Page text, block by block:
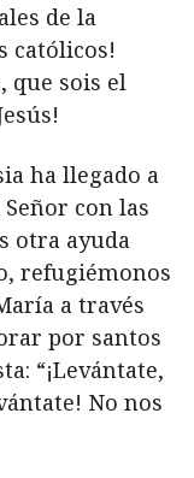
de la
católicos!
que sois el
ha llegado a
con las
otra ayuda
refugiémonos
a través
por santos
“¡Levántate,
No nos